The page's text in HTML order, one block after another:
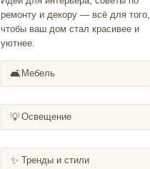
ремонту и декору — всё для того,
чтобы ваш дом стал красивее и
уютнее.
🛋️ Мебель
💡Освещение
✨ Тренды и стили